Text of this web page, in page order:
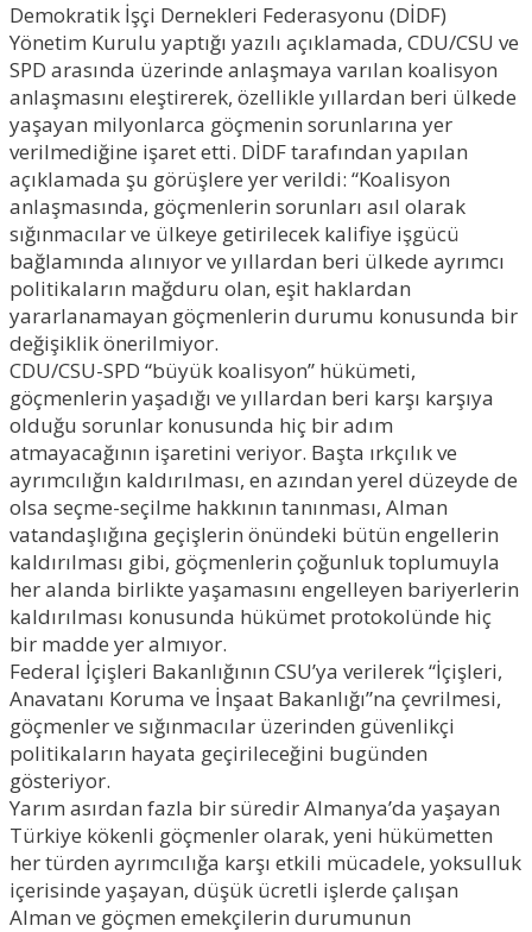
Demokratik İşçi Dernekleri Federasyonu (DİDF)
Yönetim Kurulu yaptığı yazılı açıklamada, CDU/CSU ve
SPD arasında üzerinde anlaşmaya varılan koalisyon
anlaşmasını eleştirerek, özellikle yıllardan beri ülkede
yaşayan milyonlarca göçmenin sorunlarına yer
verilmediğine işaret etti. DİDF tarafından yapılan
açıklamada şu görüşlere yer verildi: “Koalisyon
anlaşmasında, göçmenlerin sorunları asıl olarak
sığınmacılar ve ülkeye getirilecek kalifiye işgücü
bağlamında alınıyor ve yıllardan beri ülkede ayrımcı
politikaların mağduru olan, eşit haklardan
yararlanamayan göçmenlerin durumu konusunda bir
değişiklik önerilmiyor.
CDU/CSU-SPD “büyük koalisyon” hükümeti,
göçmenlerin yaşadığı ve yıllardan beri karşı karşıya
olduğu sorunlar konusunda hiç bir adım
atmayacağının işaretini veriyor. Başta ırkçılık ve
ayrımcılığın kaldırılması, en azından yerel düzeyde de
olsa seçme-seçilme hakkının tanınması, Alman
vatandaşlığına geçişlerin önündeki bütün engellerin
kaldırılması gibi, göçmenlerin çoğunluk toplumuyla
her alanda birlikte yaşamasını engelleyen bariyerlerin
kaldırılması konusunda hükümet protokolünde hiç
bir madde yer almıyor.
Federal İçişleri Bakanlığının CSU’ya verilerek “İçişleri,
Anavatanı Koruma ve İnşaat Bakanlığı”na çevrilmesi,
göçmenler ve sığınmacılar üzerinden güvenlikçi
politikaların hayata geçirileceğini bugünden
gösteriyor.
Yarım asırdan fazla bir süredir Almanya’da yaşayan
Türkiye kökenli göçmenler olarak, yeni hükümetten
her türden ayrımcılığa karşı etkili mücadele, yoksulluk
içerisinde yaşayan, düşük ücretli işlerde çalışan
Alman ve göçmen emekçilerin durumunun